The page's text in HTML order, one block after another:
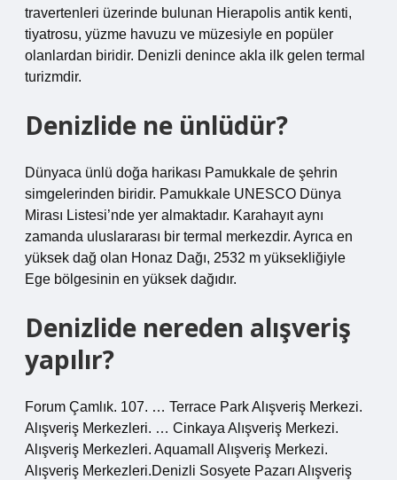
travertenleri üzerinde bulunan Hierapolis antik kenti,
tiyatrosu, yüzme havuzu ve müzesiyle en popüler
olanlardan biridir. Denizli denince akla ilk gelen termal
turizmdir.
Denizlide ne ünlüdür?
Dünyaca ünlü doğa harikası Pamukkale de şehrin
simgelerinden biridir. Pamukkale UNESCO Dünya
Mirası Listesi’nde yer almaktadır. Karahayıt aynı
zamanda uluslararası bir termal merkezdir. Ayrıca en
yüksek dağ olan Honaz Dağı, 2532 m yüksekliğiyle
Ege bölgesinin en yüksek dağıdır.
Denizlide nereden alışveriş
yapılır?
Forum Çamlık. 107. … Terrace Park Alışveriş Merkezi.
Alışveriş Merkezleri. … Cinkaya Alışveriş Merkezi.
Alışveriş Merkezleri. Aquamall Alışveriş Merkezi.
Alışveriş Merkezleri.Denizli Sosyete Pazarı Alışveriş